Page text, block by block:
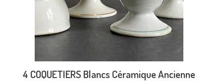
4 COQUETIERS Blancs Céramique Ancienne